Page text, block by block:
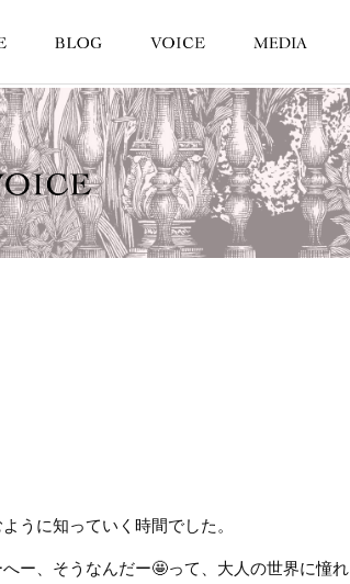
うに知っていく時間でした。
ー、そうなんだー🤩って、大人の世界に憧れ